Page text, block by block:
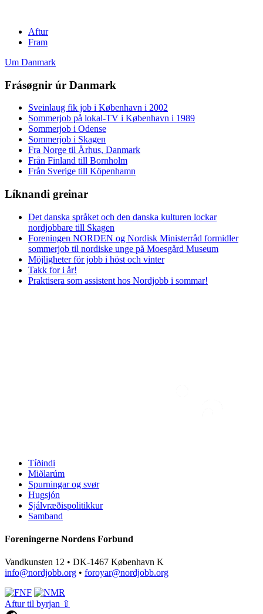
Aftur
Fram
Um Danmark
Frásøgnir úr Danmark
Sveinlaug fik job i København i 2002
Sommerjob på lokal-TV i København i 1989
Sommerjob i Odense
Sommerjob i Skagen
Fra Norge til Århus, Danmark
Från Finland till Bornholm
Från Sverige till Köpenhamn
Líknandi greinar
Det danska språket och den danska kulturen lockar
nordjobbare till Skagen
Foreningen NORDEN og Nordisk Ministerråd formidler
sommerjob til nordiske unge på Moesgård Museum
Möjligheter för jobb i höst och vinter
Takk for i år!
Praktisera som assistent hos Nordjobb i sommar!
Tíðindi
Miðlarúm
Spurningar og svør
Hugsjón
Sjálvræðispolitikkur
Samband
Foreningerne Nordens Forbund
Vandkunsten 12 • DK-1467 København K
info@nordjobb.org • foroyar@nordjobb.org
Aftur til byrjan ⇧